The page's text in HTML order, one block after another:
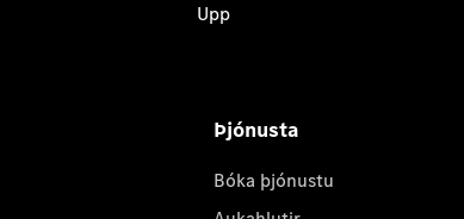
Upp
Þjónusta
Bóka þjónustu